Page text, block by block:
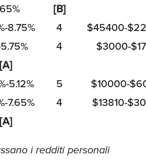
[B]
8.75% 4
$45400-
4
$3000-
[A]
5.12% 5
$10000-
7.65% 4
$13810-
[A]
i redditi personali